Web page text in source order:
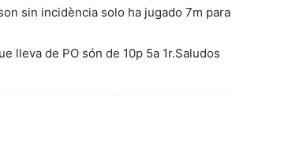
sin incidència solo ha jugado 7m para
lleva de PO són de 10p 5a 1r.Saludos